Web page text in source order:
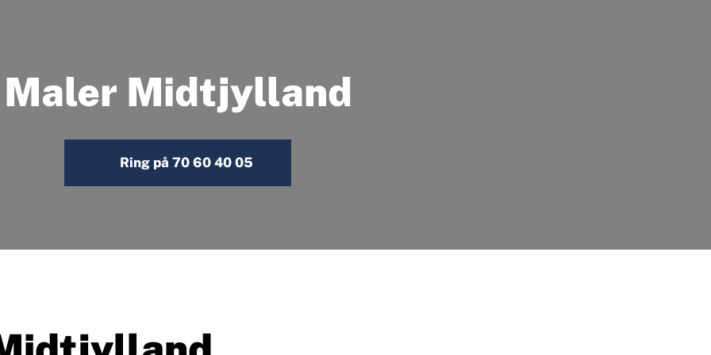
Maler Midtjylland
Ring på 70 60 40 05